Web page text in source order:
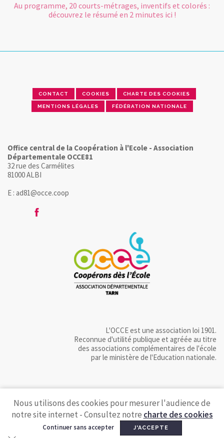
Au programme, 20 courts-métrages, inventifs et colorés :
découvrez le résumé en 2 minutes ici !
CONTACT COOKIES CHARTE DES COOKIES
MENTIONS LÉGALES FÉDÉRATION NATIONALE
Office central de la Coopération à l'Ecole - Association
Départementale OCCE81
32 rue des Carmélites
81000 ALBI
E : ad81@occe.coop
L'OCCE est une association loi 1901.
Reconnue d'utilité publique et agréée au titre
des associations complémentaires de l'école
par le ministère de l'Education nationale.
Nous utilisons des cookies pour mesurer l'audience de
notre site internet - Consultez notre charte des cookies
Continuer sans accepter J'ACCEPTE